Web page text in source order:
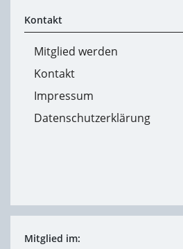
Kontakt
Mitglied werden
Kontakt
Impressum
Datenschutzerklärung
Mitglied im: